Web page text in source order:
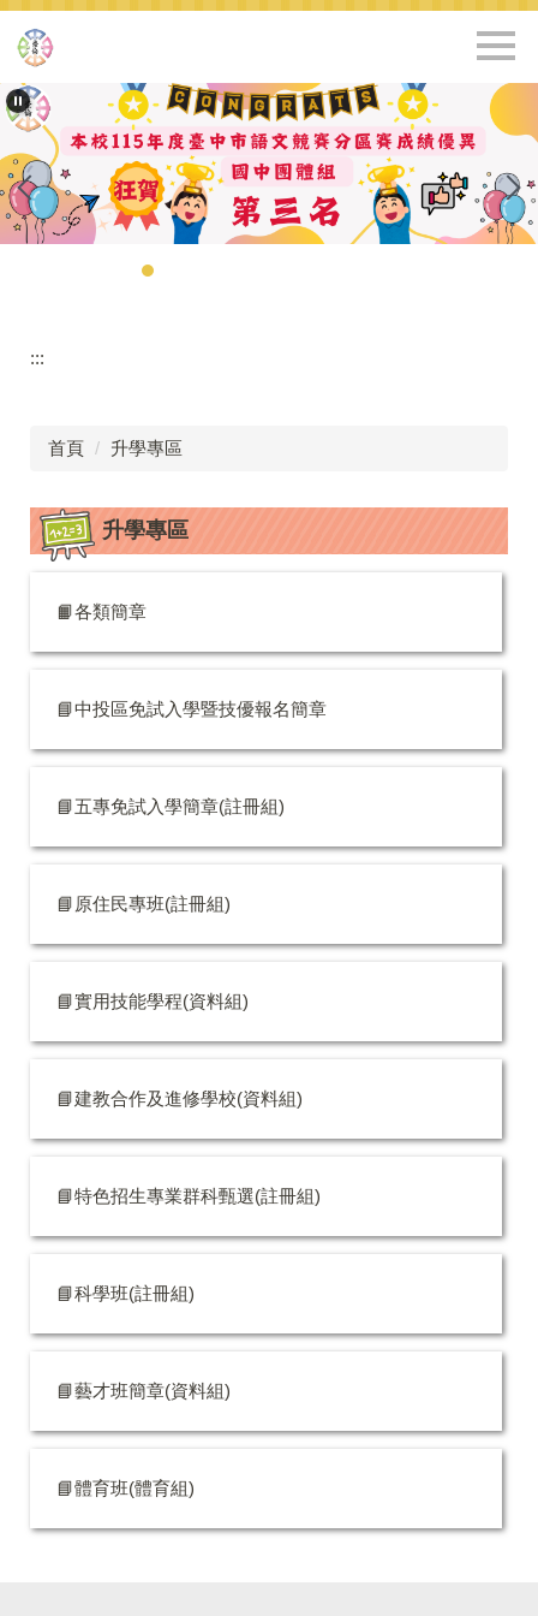
跳
到
主
要
內
容
區
:::
首頁 升學專區
升學專區
📙各類簡章
📘中投區免試入學暨技優報名簡章
📘五專免試入學簡章(註冊組)
📘原住民專班(註冊組)
📘實用技能學程(資料組)
📘建教合作及進修學校(資料組)
📘特色招生專業群科甄選(註冊組)
📘科學班(註冊組)
📘藝才班簡章(資料組)
📘體育班(體育組)